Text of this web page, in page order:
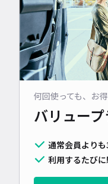
何回使っても、お
バリュー
通常会員より
利用するたび